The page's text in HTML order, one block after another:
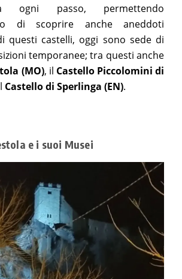
ogni passo, permettendo
di scoprire anche aneddoti
questi castelli, oggi sono sede di
temporanee; tra questi anche
(MO), il Castello Piccolomini di
Castello di Sperlinga (EN).
e i suoi Musei